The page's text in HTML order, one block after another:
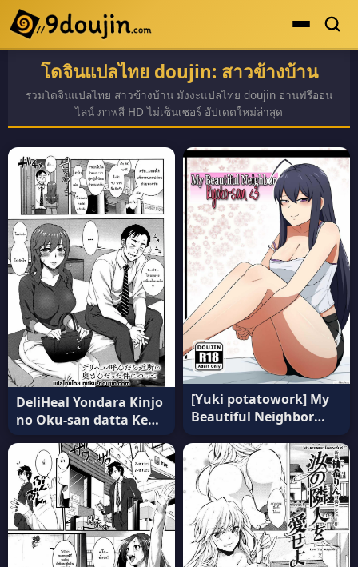
ดูเยอะสุด
คะแนนเยอะสุด
โดจินรูปสี
ระดับตำนาน
ยอดนิยม
เรื่องที่เก็บไว้
โดจินแปลไทย doujin: สาวข้างบ้าน
รวมโดจินแปลไทย สาวข้างบ้าน มังงะแปลไทย doujin อ่านฟรีออน
ไลน์ ภาพสี HD ไม่เซ็นเซอร์ อัปเดตใหม่ล่าสุด
DeliHeal Yondara Kinjo
no Oku-san datta Ken
(Aijou Koukan)
[Unagimaru] แปลไทย
[Yuki potatowork] My
Beautiful Neighbor
Kyoko-san แปลไทย